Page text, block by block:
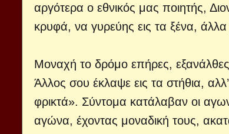
αργότερα ο εθνικός μας ποιητής,
κρυφά, να γυρεύης εις τα ξένα, άλλα
Μοναχή το δρόμο επήρες, εξανάλθες
Άλλος σου έκλαψε εις τα στήθια,
φρικτά». Σύντομα κατάλαβαν οι
αγώνα, έχοντας μοναδική τους,